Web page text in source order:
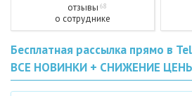
отзывы 68
о сотруднике
Бесплатная рассылка прямо в
ВСЕ НОВИНКИ + СНИЖЕНИЕ